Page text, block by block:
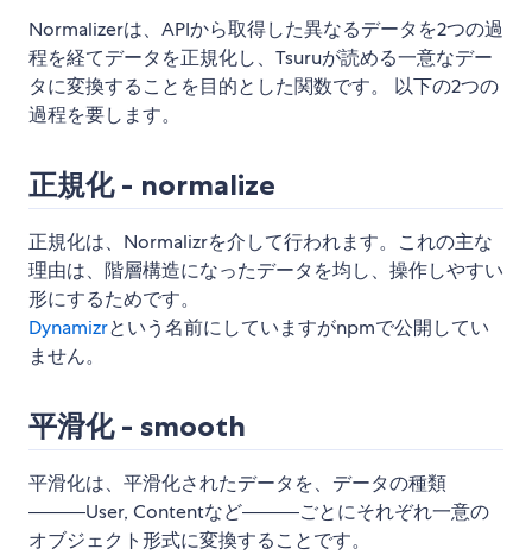
Normalizerは、APIから取得した異なるデータを2つの過
程を経てデータを正規化し、Tsuruが読める一意なデー
タに変換することを目的とした関数です。 以下の2つの
過程を要します。
正規化 - normalize
正規化は、Normalizrを介して行われます。これの主な
理由は、階層構造になったデータを均し、操作しやすい
形にするためです。
Dynamizrという名前にしていますがnpmで公開してい
ません。
平滑化 - smooth
平滑化は、平滑化されたデータを、データの種類
―――User, Contentなど―――ごとにそれぞれ一意の
オブジェクト形式に変換することです。